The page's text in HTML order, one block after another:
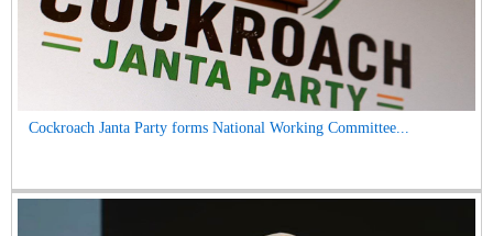
Cockroach Janta Party forms National Working Committee...